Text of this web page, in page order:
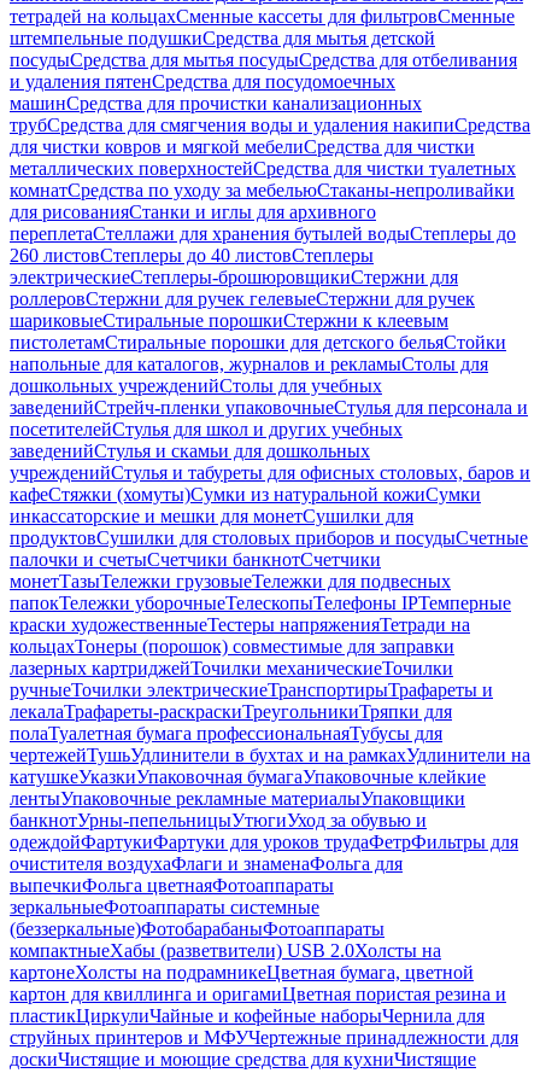
тетрадей на кольцахСменные кассеты для фильтровСменные
штемпельные подушкиСредства для мытья детской
посудыСредства для мытья посудыСредства для отбеливания
и удаления пятенСредства для посудомоечных
машинСредства для прочистки канализационных
трубСредства для смягчения воды и удаления накипиСредства
для чистки ковров и мягкой мебелиСредства для чистки
металлических поверхностейСредства для чистки туалетных
комнатСредства по уходу за мебельюСтаканы-непроливайки
для рисованияСтанки и иглы для архивного
переплетаСтеллажи для хранения бутылей водыСтеплеры до
260 листовСтеплеры до 40 листовСтеплеры
электрическиеСтеплеры-брошюровщикиСтержни для
роллеровСтержни для ручек гелевыеСтержни для ручек
шариковыеСтиральные порошкиСтержни к клеевым
пистолетамСтиральные порошки для детского бельяСтойки
напольные для каталогов, журналов и рекламыСтолы для
дошкольных учрежденийСтолы для учебных
заведенийСтрейч-пленки упаковочныеСтулья для персонала и
посетителейСтулья для школ и других учебных
заведенийСтулья и скамьи для дошкольных
учрежденийСтулья и табуреты для офисных столовых, баров и
кафеСтяжки (хомуты)Сумки из натуральной кожиСумки
инкассаторские и мешки для монетСушилки для
продуктовСушилки для столовых приборов и посудыСчетные
палочки и счетыСчетчики банкнотСчетчики
монетТазыТележки грузовыеТележки для подвесных
папокТележки уборочныеТелескопыТелефоны IPТемперные
краски художественныеТестеры напряженияТетради на
кольцахТонеры (порошок) совместимые для заправки
лазерных картриджейТочилки механическиеТочилки
ручныеТочилки электрическиеТранспортирыТрафареты и
лекалаТрафареты-раскраскиТреугольникиТряпки для
полаТуалетная бумага профессиональнаяТубусы для
чертежейТушьУдлинители в бухтах и на рамкахУдлинители на
катушкеУказкиУпаковочная бумагаУпаковочные клейкие
лентыУпаковочные рекламные материалыУпаковщики
банкнотУрны-пепельницыУтюгиУход за обувью и
одеждойФартукиФартуки для уроков трудаФетрФильтры для
очистителя воздухаФлаги и знаменаФольга для
выпечкиФольга цветнаяФотоаппараты
зеркальныеФотоаппараты системные
(беззеркальные)ФотобарабаныФотоаппараты
компактныеХабы (разветвители) USB 2.0Холсты на
картонеХолсты на подрамникеЦветная бумага, цветной
картон для квиллинга и оригамиЦветная пористая резина и
пластикЦиркулиЧайные и кофейные наборыЧернила для
струйных принтеров и МФУЧертежные принадлежности для
доскиЧистящие и моющие средства для кухниЧистящие